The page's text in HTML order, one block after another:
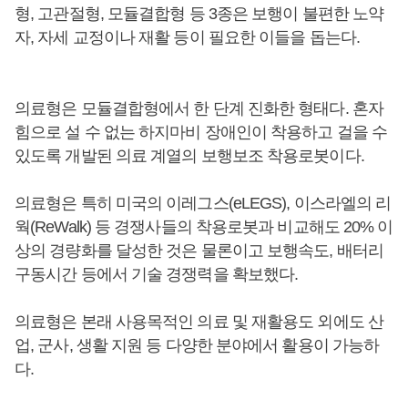
형, 고관절형, 모듈결합형 등 3종은 보행이 불편한 노약
자, 자세 교정이나 재활 등이 필요한 이들을 돕는다.
의료형은 모듈결합형에서 한 단계 진화한 형태다. 혼자
힘으로 설 수 없는 하지마비 장애인이 착용하고 걸을 수
있도록 개발된 의료 계열의 보행보조 착용로봇이다.
의료형은 특히 미국의 이레그스(eLEGS), 이스라엘의 리
웍(ReWalk) 등 경쟁사들의 착용로봇과 비교해도 20% 이
상의 경량화를 달성한 것은 물론이고 보행속도, 배터리
구동시간 등에서 기술 경쟁력을 확보했다.
의료형은 본래 사용목적인 의료 및 재활용도 외에도 산
업, 군사, 생활 지원 등 다양한 분야에서 활용이 가능하
다.